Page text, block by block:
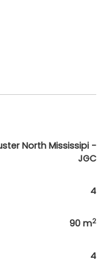
North Mississipi -
JGC
4
90 m2
4